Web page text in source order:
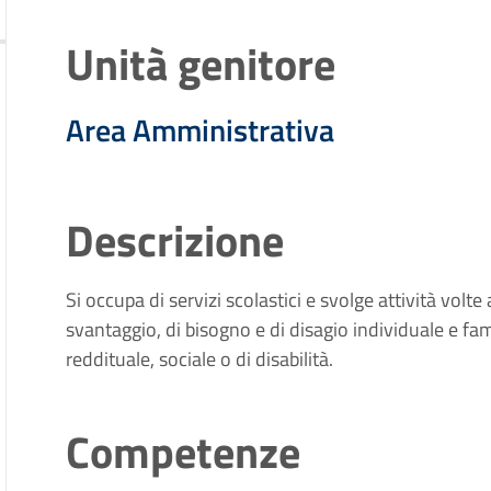
Unità genitore
Area Amministrativa
Descrizione
Si occupa di servizi scolastici e svolge attività
svantaggio, di bisogno e di disagio individuale e
reddituale, sociale o di disabilità.
Competenze